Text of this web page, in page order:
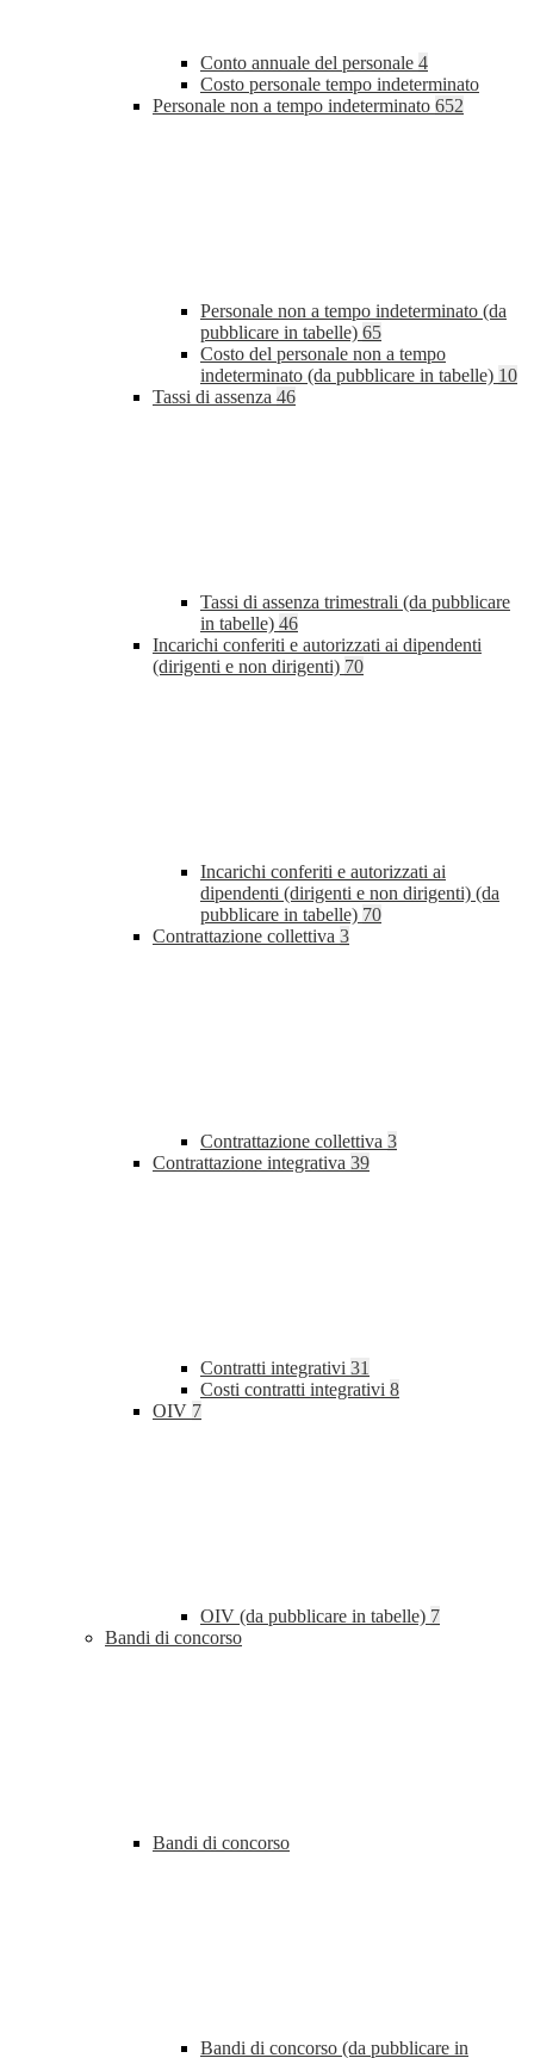
Conto annuale del personale 4
Costo personale tempo indeterminato
Personale non a tempo indeterminato 652
Personale non a tempo indeterminato (da
pubblicare in tabelle) 65
Costo del personale non a tempo
indeterminato (da pubblicare in tabelle) 10
Tassi di assenza 46
Tassi di assenza trimestrali (da pubblicare
in tabelle) 46
Incarichi conferiti e autorizzati ai dipendenti
(dirigenti e non dirigenti) 70
Incarichi conferiti e autorizzati ai
dipendenti (dirigenti e non dirigenti) (da
pubblicare in tabelle) 70
Contrattazione collettiva 3
Contrattazione collettiva 3
Contrattazione integrativa 39
Contratti integrativi 31
Costi contratti integrativi 8
OIV 7
OIV (da pubblicare in tabelle) 7
Bandi di concorso
Bandi di concorso
Bandi di concorso (da pubblicare in